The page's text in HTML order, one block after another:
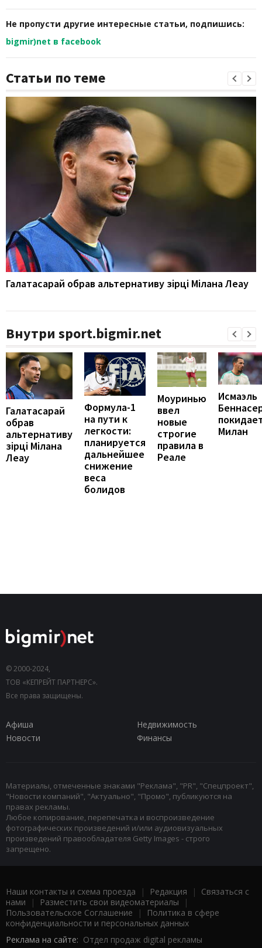
Не пропусти другие интересные статьи, подпишись:
bigmir)net в facebook
Статьи по теме
Галатасарай обрав альтернативу зірці Мілана Леау
Внутри sport.bigmir.net
Галатасарай
обрав
альтернативу
зірці Мілана
Леау
Формула-1
на пути к
легкости:
планируется
дальнейшее
снижение
веса
болидов
Моуринью
ввел
новые
строгие
правила в
Реале
Исмаэль
Милан
© 2000-2024,
ТОВ «КЕПРЕЙТ ПАРТНЕРС».
Все права защищены.
Афиша
Недвижимость
Новости
Финансы
Материалы, отмеченные знаками "Реклама", "PR", "Спецпроект",
"Новости компаний", "Актуально", "Промо", публикуются на
правах рекламы.
Любое копирование, перепечатка и воспроизведение
фотографических произведений и/или аудиовизуальных
произведений правообладателя Getty Images - строго
запрещено.
Наши контакты и схема проезда | Редакция | Связаться с
нами | Разместить свои видеоматериалы |
Пользовательское Соглашение |
Политика в сфере
конфиденциальности и персональных данных
Реклама на сайте: Отдел продаж digital рекламы